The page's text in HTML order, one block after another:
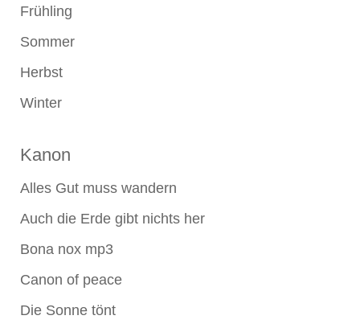
Frühling
Sommer
Herbst
Winter
Kanon
Alles Gut muss wandern
Auch die Erde gibt nichts her
Bona nox mp3
Canon of peace
Die Sonne tönt